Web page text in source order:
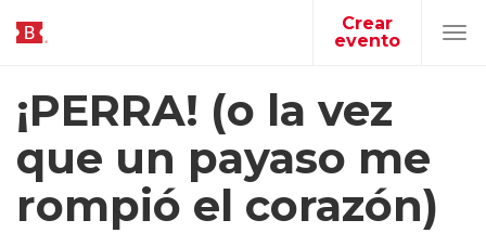
Crear
evento
¡PERRA! (o la vez
que un payaso me
rompió el corazón)